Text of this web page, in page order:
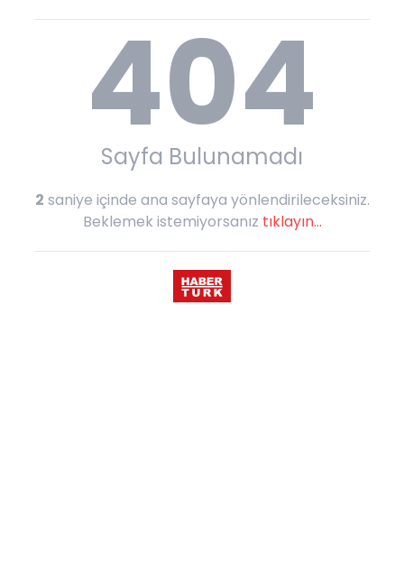
404
Sayfa Bulunamadı
2 saniye içinde ana sayfaya yönlendirileceksiniz.
Beklemek istemiyorsanız tıklayın...